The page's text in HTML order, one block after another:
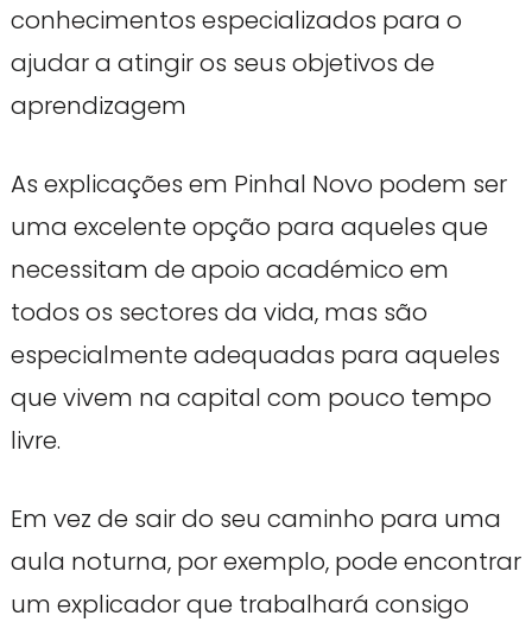
conhecimentos especializados para o
ajudar a atingir os seus objetivos de
aprendizagem
As explicações em Pinhal Novo podem ser
uma excelente opção para aqueles que
necessitam de apoio académico em
todos os sectores da vida, mas são
especialmente adequadas para aqueles
que vivem na capital com pouco tempo
livre.
Em vez de sair do seu caminho para uma
aula noturna, por exemplo, pode encontrar
um explicador que trabalhará consigo